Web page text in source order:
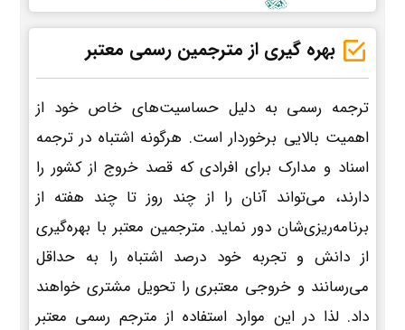
بهره گیری از مترجمین رسمی معتبر
ترجمه رسمی به دلیل حساسیت‌های خاص خود از
اهمیت بالایی برخوردار است. هرگونه اشتباه در ترجمه
اسناد و مدارک برای افرادی که قصد خروج از کشور را
دارند، می‌تواند آنان را از چند روز تا چند هفته از
برنامه‌ریزی‌شان دور نماید. مترجمین معتبر با بهره‌گیری
از دانش و تجربه خود درصد اشتباه را به حداقل
می‌رسانند و خروجی معتبری را تحویل مشتری خواهند
داد. لذا در این موارد استفاده از مترجم رسمی معتبر